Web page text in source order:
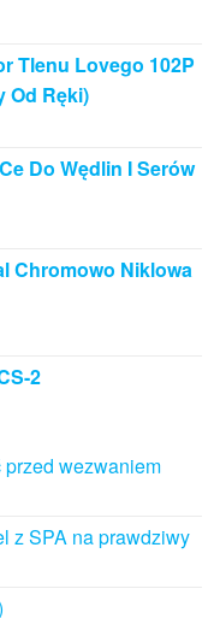
Tlenu Lovego 102P
Od Ręki)
Do Wędlin I Serów
Chromowo Niklowa
2
wezwaniem
z SPA na prawdziwy